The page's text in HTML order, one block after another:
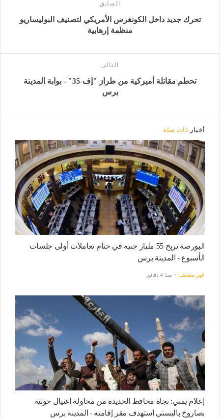
السابق
تحرك جديد داخل الكونغرس الأمريكي لتصنيف البوليساريو
منظمة إرهابية
التالى
تحطم مقاتلة أميركية من طراز "إف-35" - بوابة المدينة
برس
أخبار ذات صلة
البورصة تربح 55 مليار جنيه في ختام تعاملات أولى جلسات
الأسبوع - المدينة برس
غير مصنف منذ 4 دقائق
إعلام يمني: نجاة محافظ الحديدة من محاولة اغتيال حوثية
بصاروخ باليستي استهدف مقر إقامته - المدينة برس